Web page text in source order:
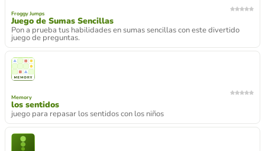
Froggy Jumps
Juego de Sumas Sencillas
Pon a prueba tus habilidades en sumas sencillas con este divertido
juego de preguntas.
Memory
los sentidos
juego para repasar los sentidos con los niños